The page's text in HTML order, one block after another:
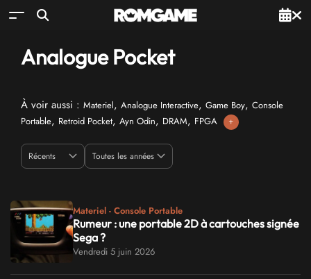
Analogue Pocket
À voir aussi : Materiel, Analogue Interactive, Game Boy, Console
Portable, Retroid Pocket, Ayn Odin, DRAM, FPGA +
Materiel - Console Portable
Rumeur : une portable 2D à cartouches signée
Sega ?
Vendredi 5 juin 2026